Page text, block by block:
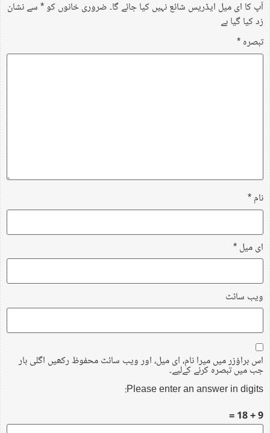
آپ کا ای میل ایڈریس شائع نہیں کیا جائے گا۔ضروری خانوں کو*سے نشان
زد کیا گیا ہے
تبصرہ*
نام*
ای میل*
ویب‌ سائٹ
اس براؤزر میں میرا نام، ای میل، اور ویب سائٹ محفوظ رکھیں اگلی بار
جب میں تبصرہ کرنے کےلیے۔
Please enter an answer in digits:
9 + 18 =